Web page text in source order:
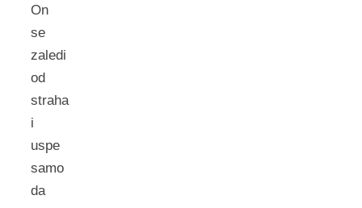
On
se
zaledi
od
straha
i
uspe
samo
da